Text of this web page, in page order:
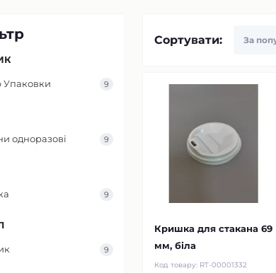
Упаковки 9
одноразові 9
9
9
Сортувати:
Кришка для стакана 69
мм, біла
Код товару: RT-00001332